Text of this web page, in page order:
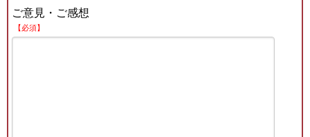
ご意見・ご感想
【必須】